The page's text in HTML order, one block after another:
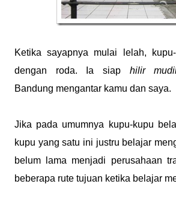
Ketika sayapnya mulai lelah,
dengan roda. Ia siap hilir
Bandung mengantar kamu dan saya.
Jika pada umumnya kupu-kupu
kupu yang satu ini justru belajar
belum lama menjadi perusahaan
beberapa rute tujuan ketika belajar